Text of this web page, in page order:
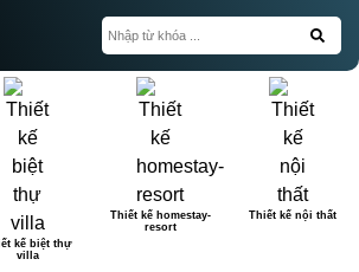
kế biệt thự
villa
Thiết kế homestay-
resort
Thiết kế nội thất